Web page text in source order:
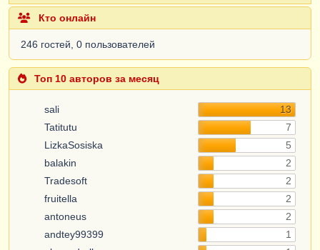
Кто онлайн
246 гостей, 0 пользователей
Топ 10 авторов за месяц
sali
13
Tatitutu
7
LizkaSosiska
5
balakin
2
Tradesoft
2
fruitella
2
antoneus
2
andtey99399
1